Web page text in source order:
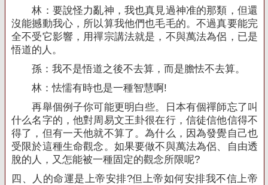
林：要說怪力亂神，我也真見過神准的那類，但還
沒能撼動我心，所以算我他們也毛毛的。不過真要能完
全不受它影響，用禪宗講法就是，不與萬法為侶，已是
悟道的人。
孫：我不是悟道之後不去算，而是膽怯不去算。
林：怯懦有時也是一種智慧啊!
再舉個例子你可能更明白些。日本有個禪師忘了叫
什么名字的，他對周易文王卦很在行，信徒信他信得不
得了，但有一天他就不算了。為什么，因為發覺自己也
受限於這種生命觀念。如果要做不與萬法為侶、自由透
脫的人，又怎能被一種固定的觀念所限呢?
四、人的命運是上帝安排?但上帝如何安排我不信上帝